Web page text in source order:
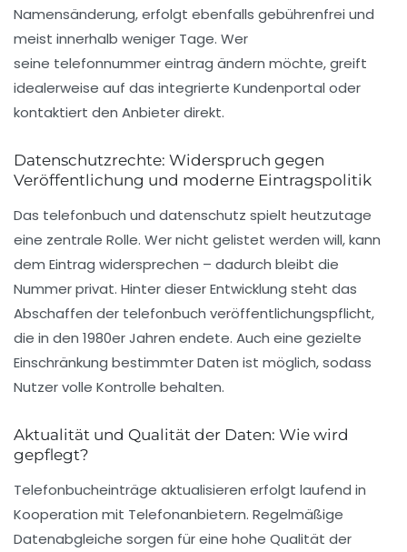
Namensänderung, erfolgt ebenfalls gebührenfrei und
meist innerhalb weniger Tage. Wer
seine telefonnummer eintrag ändern möchte, greift
idealerweise auf das integrierte Kundenportal oder
kontaktiert den Anbieter direkt.
Datenschutzrechte: Widerspruch gegen
Veröffentlichung und moderne Eintragspolitik
Das telefonbuch und datenschutz spielt heutzutage
eine zentrale Rolle. Wer nicht gelistet werden will, kann
dem Eintrag widersprechen – dadurch bleibt die
Nummer privat. Hinter dieser Entwicklung steht das
Abschaffen der telefonbuch veröffentlichungspflicht,
die in den 1980er Jahren endete. Auch eine gezielte
Einschränkung bestimmter Daten ist möglich, sodass
Nutzer volle Kontrolle behalten.
Aktualität und Qualität der Daten: Wie wird
gepflegt?
Telefonbucheinträge aktualisieren erfolgt laufend in
Kooperation mit Telefonanbietern. Regelmäßige
Datenabgleiche sorgen für eine hohe Qualität der